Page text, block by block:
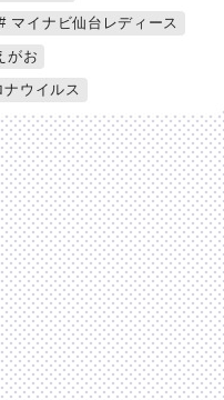
マイナビ仙台レディース
がお
ウイルス